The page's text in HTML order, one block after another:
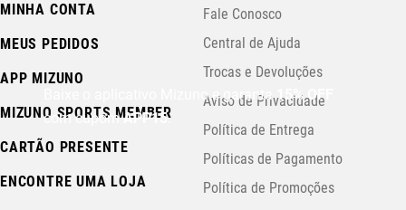
Baixe o aplicativo Mizuno e garanta15% OFF
com cupomAPP15.
MINHA CONTA
MEUS PEDIDOS
APP MIZUNO
MIZUNO SPORTS MEMBER
CARTÃO PRESENTE
ENCONTRE UMA LOJA
Fale Conosco
Central de Ajuda
Trocas e Devoluções
Aviso de Privacidade
Política de Entrega
Políticas de Pagamento
Política de Promoções